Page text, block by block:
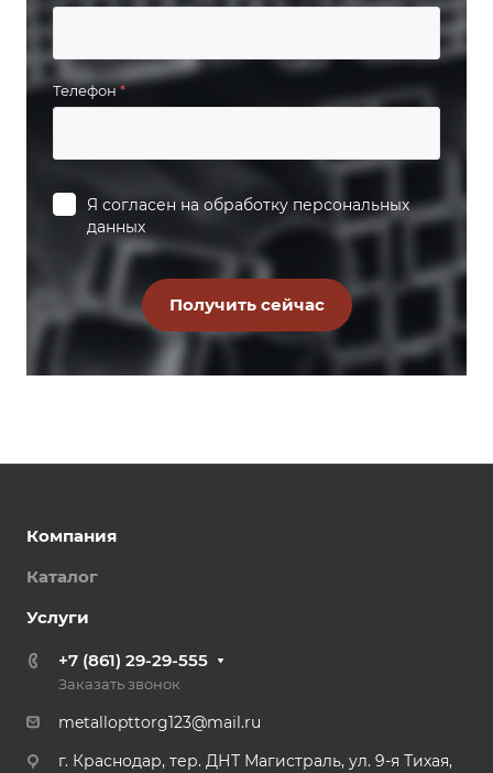
Телефон*
Я согласен на обработку персональных
данных
Компания
Каталог
Услуги
+7 (861) 29-29-555
Заказать звонок
metallopttorg123@mail.ru
г. Краснодар, тер. ДНТ Магистраль, ул. 9-я Тихая,